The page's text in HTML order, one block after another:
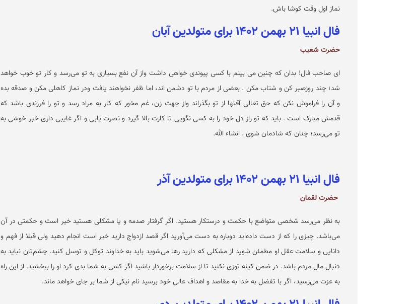
نماز اول وقت کوشا باش.
فال انبیا ۲۱ بهمن ۱۴۰۲ برای متولدین آبان
حضرت شعیب
ای صاحب فال! بدان که چنین می بینم با کسی پیوندی خواهی داشت واز آن نفع بسیاری به تو می‌رسد و کار تو خوب خواهد
شد؛ چند روزصبر کن و شتاب مکن . بعضی از مردم با تو دشمن اند، اما ظفر نخواهند یافت ودر نماز کاهلی مکن و صدقه بده
و آن را فراموش نکن که حق تعالی آفتها از تو بگذراند واز جهت زن، غم مخور که کار به مراد رسد و تو را فرزندی باشد که
قدمش مبارک است . باید که تو راز دل خود را به کسی نگویی تا کارت بالا گیرد و نصرت یابی و اگر غایبی داری خبر خوشی به
تو می‌رسد؛ چنان که شادمان شوی . انشاء الله.
فال انبیا ۲۱ بهمن ۱۴۰۲ برای متولدین آذر
حضرت لقمان
به نظر می‌رسد شخصی متواضع با حکمت و درستکار هستید. اگر گرفتار صدمه و یا مشکلی هستید خیر است و حکمتی در آن
می‌باشد. چیزی را که از دست داده‌اید دوباره به دست می‌آورید اگر قصد ازدواج دارید خیر است انجام دهید ولی قبلا از فهم و
دانایی و سلامت عقل او مطمئن شوید از مشکلی که دارید رها می‌شوید باید به خداوند توکل و توسل کنید. چشم‌تان نباید به
دنبال مال مردم باشد. در ضمن کینه توزی نکنید تا از سلامت برخوردار باشید اگر کسی به شما بدی کرد او را ببخشید. از این راه
به عزت می‌رسید، اگر با تفضل به خدا به مقاصد و اهداف عالی خود برسید نام نیکی از شما بر جای خواهد ماند.